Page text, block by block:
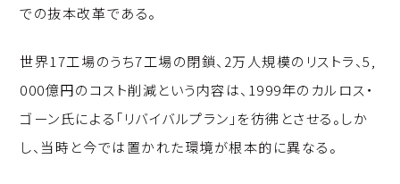
での抜本改革である。
世界17工場のうち7工場の閉鎖、2万人規模のリストラ、5,
000億円のコスト削減という内容は、1999年のカルロス・
ゴーン氏による「リバイバルプラン」を彷彿とさせる。しか
し、当時と今では置かれた環境が根本的に異なる。